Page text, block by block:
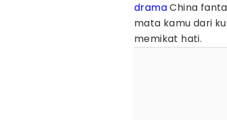
dramaChina
mata kamu dari
memikat hati.